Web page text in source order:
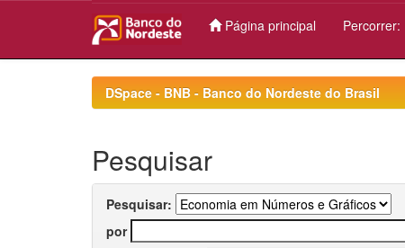
Página principal Percorrer:
DSpace - BNB - Banco do Nordeste do Brasil
Pesquisar
Pesquisar:
por